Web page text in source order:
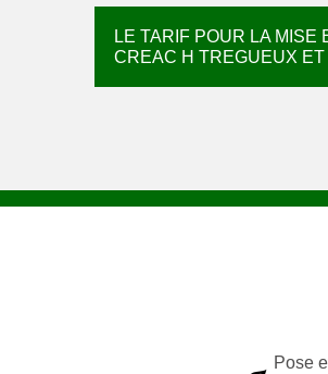
LE TARIF POUR LA
CREAC H TREGUEUX
Pose